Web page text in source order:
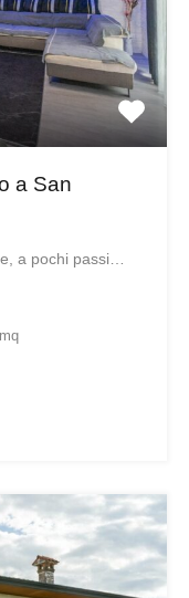
a San
a pochi passi…
mq